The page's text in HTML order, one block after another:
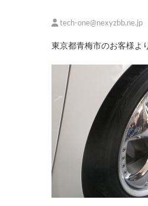
tech-one@nexyzbb.ne.jp
東京都青梅市のお客様